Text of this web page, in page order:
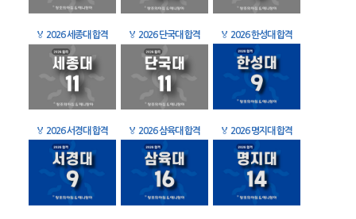
🏅 2026 세종대 합격 🏅 2026 단국대 합격 🏅 2026 한성대 합격
🏅 2026 서경대 합격 🏅 2026 삼육대 합격 🏅 2026 명지대 합격